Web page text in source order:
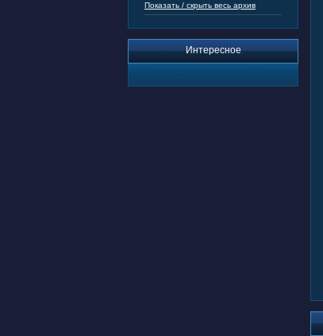
Показать / скрыть весь архив
Интересное